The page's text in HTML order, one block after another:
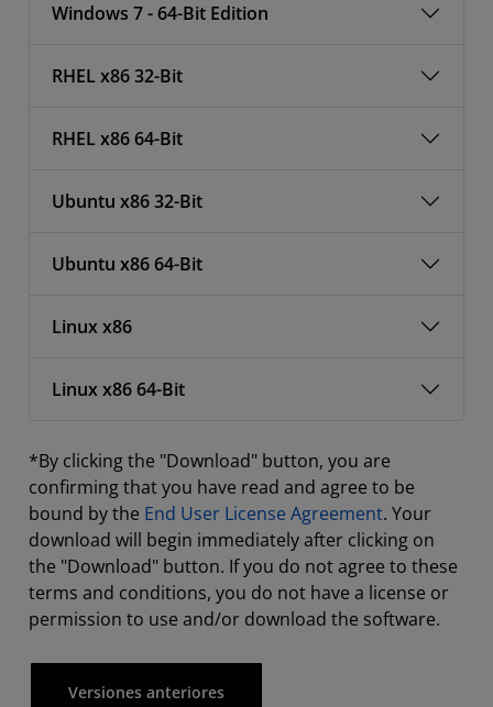
Windows 7 - 64-Bit Edition
RHEL x86 32-Bit
RHEL x86 64-Bit
Ubuntu x86 32-Bit
Ubuntu x86 64-Bit
Linux x86
Linux x86 64-Bit
*By clicking the "Download" button, you are
confirming that you have read and agree to be
bound by the End User License Agreement. Your
download will begin immediately after clicking on
the "Download" button. If you do not agree to these
terms and conditions, you do not have a license or
permission to use and/or download the software.
Versiones anteriores